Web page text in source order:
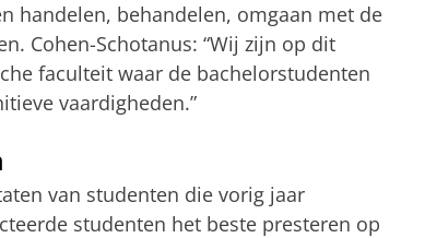
handelen, behandelen, omgaan met de
Cohen-Schotanus: “Wij zijn op dit
faculteit waar de bachelorstudenten
vaardigheden.”
van studenten die vorig jaar
studenten het beste presteren op